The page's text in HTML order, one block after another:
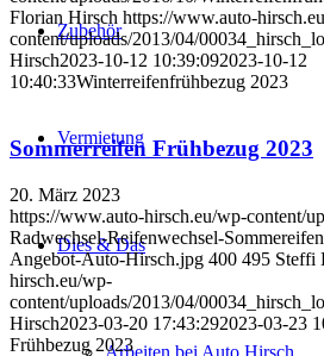
Zubehör
Vermietung
Dies & Das
Arbeiten bei Auto Hirsch
Florian Hirsch https://www.auto-
content/uploads/2013/04/
Hirsch2023-10-12 10:39:092023-10-12
10:40:33Winterreifenfrühbezug 2023
Sommerreifen Frühbezug 2023
20. März 2023
https://www.auto-hirsch.eu/wp-content/
Radwechsel-Reifenwechsel-
Angebot-Auto-Hirsch.jpg 400 495 Steffi
hirsch.eu/wp-
content/uploads/2013/04/
Hirsch2023-03-20 17:43:292023-03-23
Frühbezug 2023